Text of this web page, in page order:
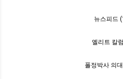
뉴스피드
엘리트 칼
폴정박사 의